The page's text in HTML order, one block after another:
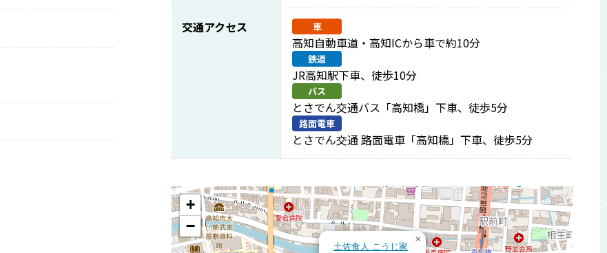
交通アクセス 車
高知自動車道・高知ICから車で約10分
鉄道
JR高知駅下車、徒歩10分
バス
とさでん交通バス「高知橋」下車、徒歩5分
路面電車
とさでん交通 路面電車「高知橋」下車、徒歩5分
土佐食人 こうじ家
×
+
−